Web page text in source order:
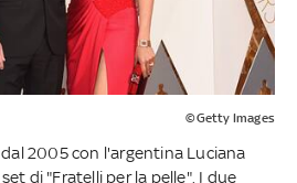
©Getty Images
2005 con l'argentina Luciana
di "Fratelli per la pelle". I due